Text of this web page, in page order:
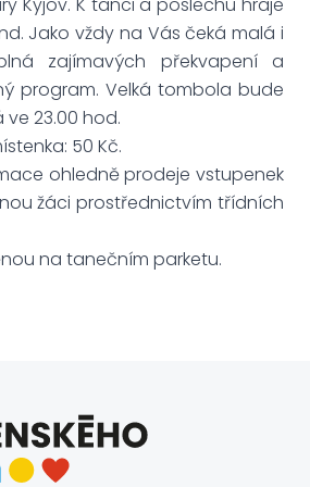
Jako vždy na Vás čeká malá i
zajímavých překvapení a
program. Velká tombola bude
23.00 hod.
50 Kč.
ohledně prodeje vstupenek
žáci prostřednictvím třídních
na tanečním parketu.